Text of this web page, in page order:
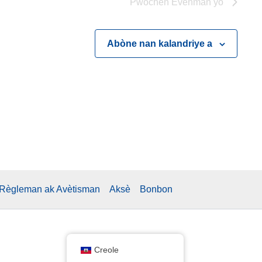
Pwochen Evènman yo
Abòne nan kalandriye a
Règleman ak Avètisman Aksè Bonbon
Creole